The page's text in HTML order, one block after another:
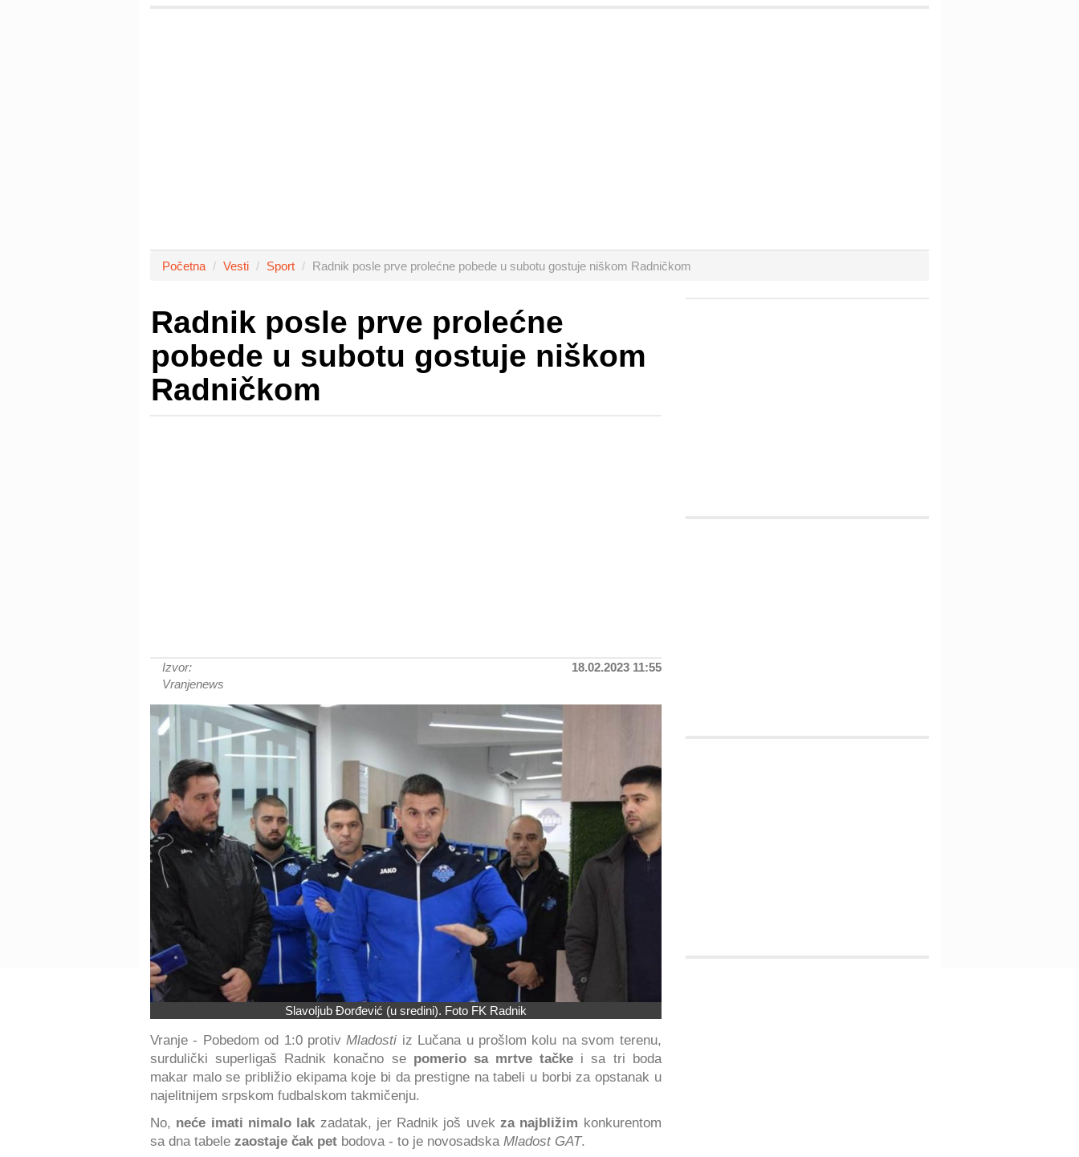
Početna Vesti Sport Radnik posle prve prolećne pobede u subotu gostuje niškom Radničkom
Radnik posle prve prolećne
pobede u subotu gostuje niškom
Radničkom
Izvor:
Vranjenews
18.02.2023 11:55
Slavoljub Đorđević (u sredini). Foto FK Radnik
Vranje - Pobedom od 1:0 protiv Mladosti iz Lučana u prošlom kolu na svom terenu,
surdulički superligaš Radnik konačno sepomerio sa mrtve tačke i sa tri boda
makar malo se približio ekipama koje bi da prestigne na tabeli u borbi za opstanak u
najelitnijem srpskom fudbalskom takmičenju.
No, neće imati nimalo lak zadatak, jer Radnik još uvekza najbližim konkurentom
sa dna tabele zaostaje čak pet bodova - to je novosadska Mladost GAT.